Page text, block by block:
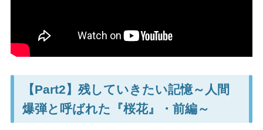
【Part2】残していきたい記憶～人間
爆弾と呼ばれた『桜花』・前編～